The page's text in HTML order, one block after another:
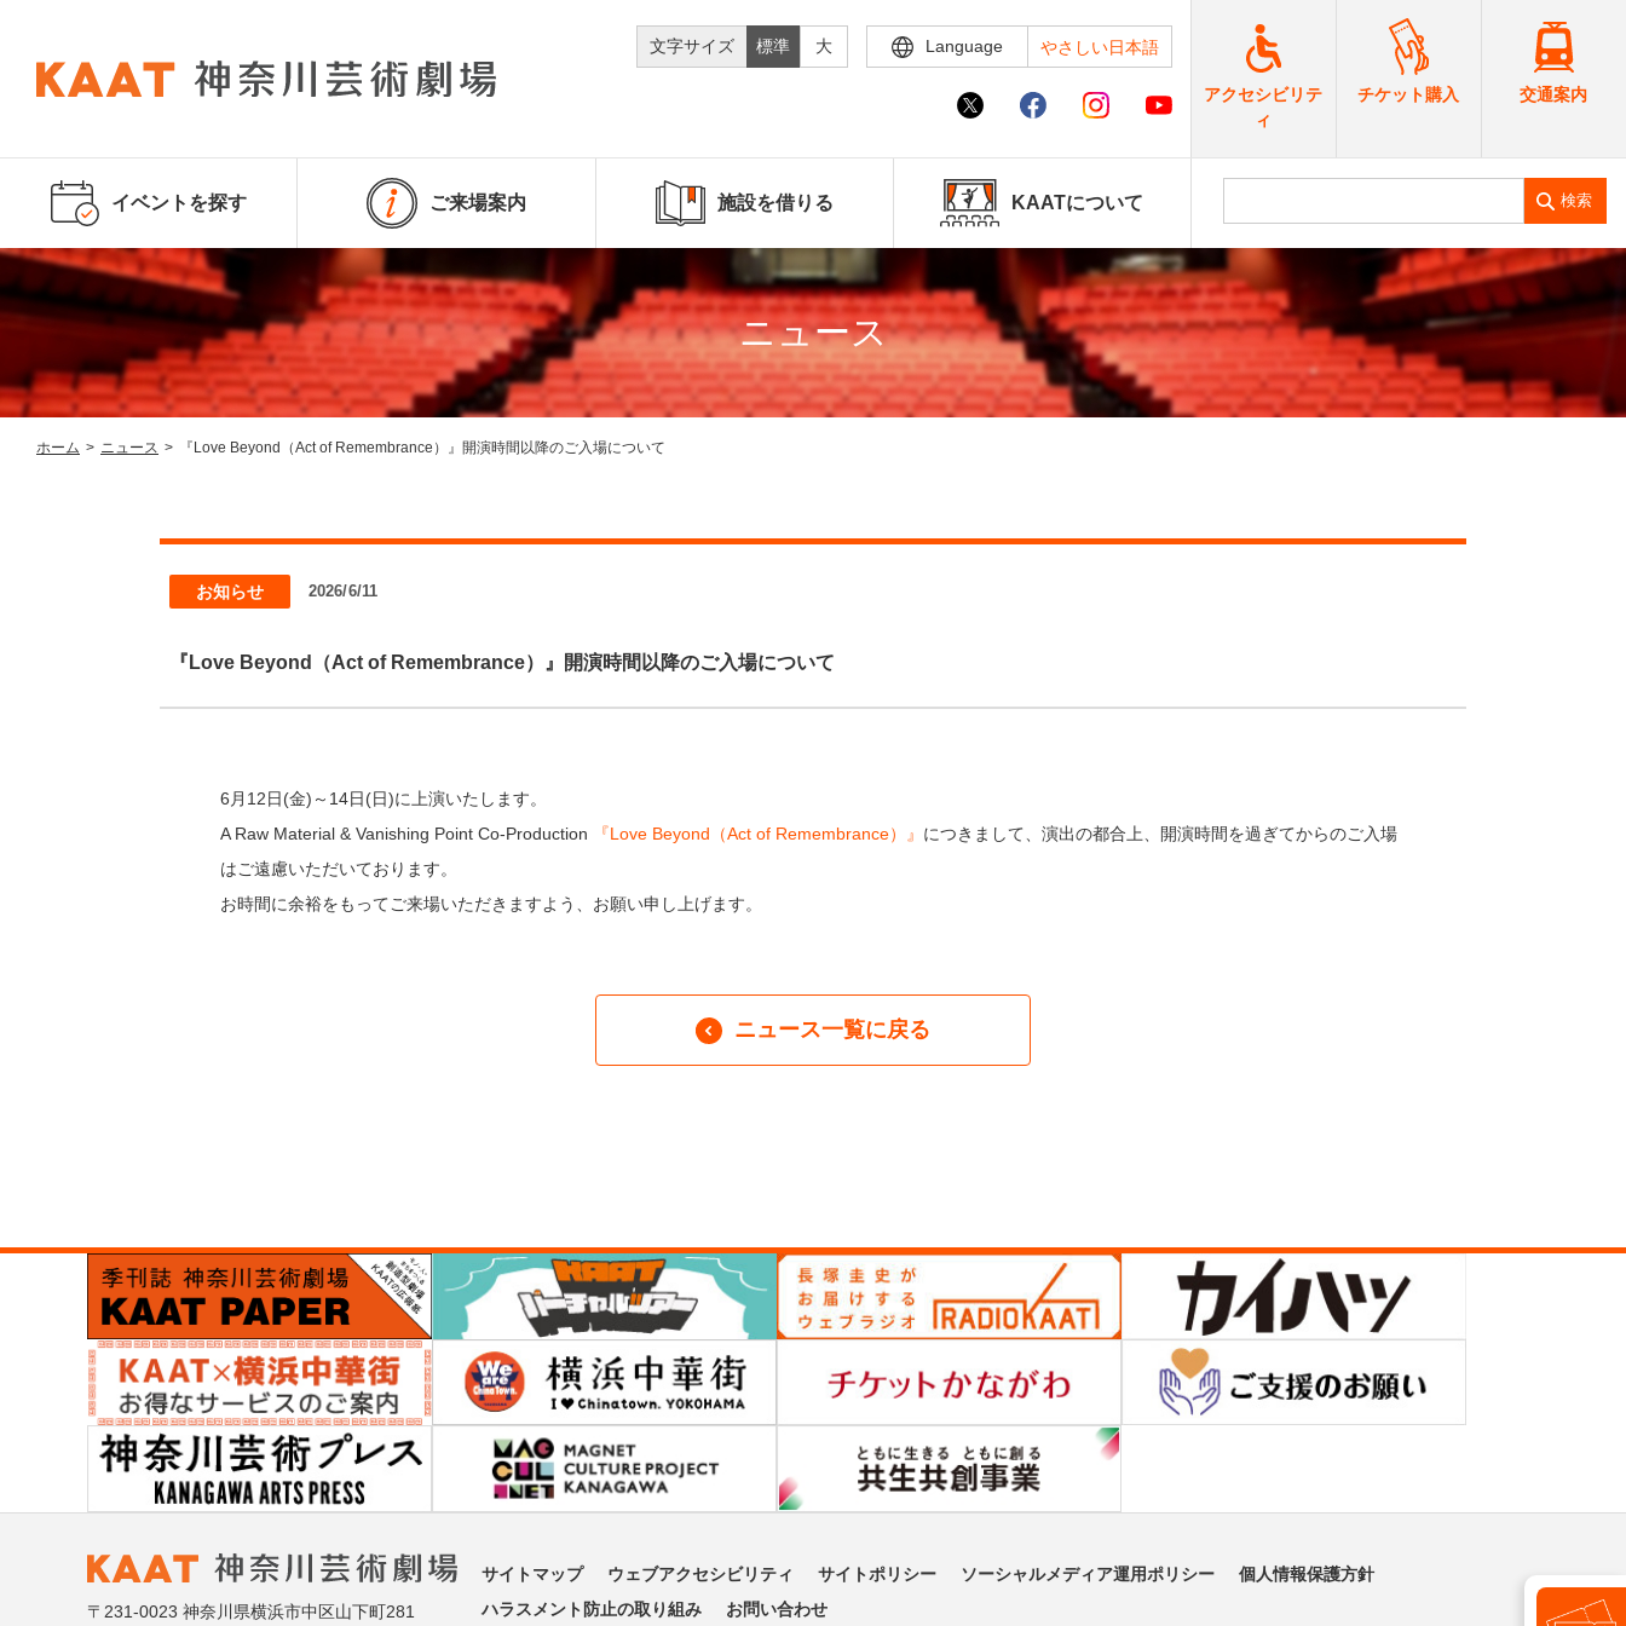
文字サイズ 標準 大 Language やさしい日本語
アクセシビリテ
ィ
チケット購入 交通案内
イベントを探す ご来場案内 施設を借りる KAATについて 検索
ニュース
ホーム > ニュース > 『Love Beyond（Act of Remembrance）』開演時間以降のご入場について
お知らせ 2026/6/11
『Love Beyond（Act of Remembrance）』開演時間以降のご入場について
6月12日(金)～14日(日)に上演いたします。
A Raw Material & Vanishing Point Co-Production
『Love Beyond（Act of Remembrance）』 につきまして、演出の都合上、開演時間を過ぎてからのご入場
はご遠慮いただいております。
お時間に余裕をもってご来場いただきますよう、お願い申し上げます。
ニュース一覧に戻る
〒231-0023 神奈川県横浜市中区山下町281
サイトマップ ウェブアクセシビリティ サイトポリシー ソーシャルメディア運用ポリシー
個人情報保護方針
ハラスメント防止の取り組み
お問い合わせ